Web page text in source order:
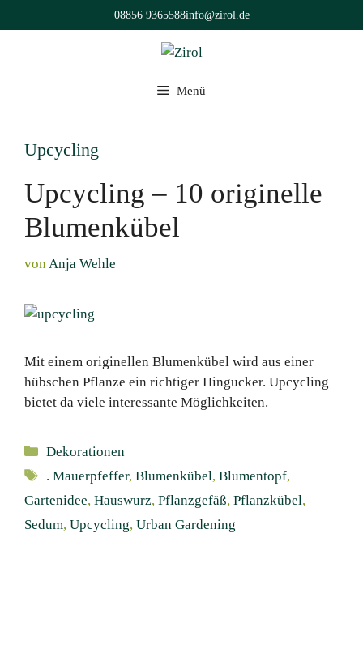
Inhalt
08856 9365588info@zirol.de
Menü
Upcycling
Upcycling – 10 originelle
Blumenkübel
von Anja Wehle
Mit einem originellen Blumenkübel wird aus einer
hübschen Pflanze ein richtiger Hingucker. Upcycling
bietet da viele interessante Möglichkeiten.
Kategorien
Dekorationen
Schlagwörter
. Mauerpfeffer,Blumenkübel,Blumentopf,
Gartenidee, Hauswurz, Pflanzgefäß, Pflanzkübel,
Sedum, Upcycling, Urban Gardening